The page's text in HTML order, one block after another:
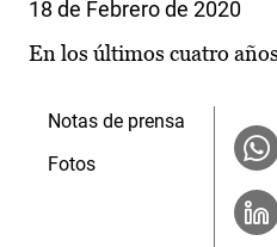
18 de Febrero de 2020
En los últimos cuatro años
Notas de prensa
Fotos